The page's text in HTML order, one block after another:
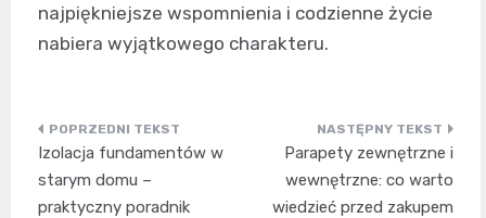
najpiękniejsze wspomnienia i codzienne życie
nabiera wyjątkowego charakteru.
Nawigacja
wpisu
Izolacja fundamentów w
starym domu –
praktyczny poradnik
Parapety zewnętrzne i
wewnętrzne: co warto
wiedzieć przed zakupem